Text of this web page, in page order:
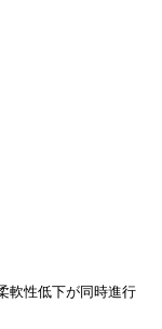
軟性低下が同時進行